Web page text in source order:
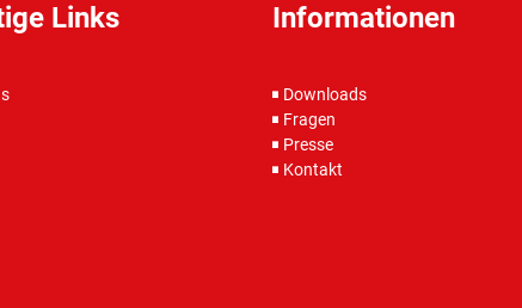
Links Informationen
Downloads
Fragen
Presse
Kontakt